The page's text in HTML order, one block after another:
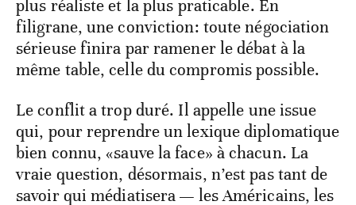
plus réaliste et la plus praticable. En
filigrane, une conviction: toute négociation
sérieuse finira par ramener le débat à la
même table, celle du compromis possible.
Le conflit a trop duré. Il appelle une issue
qui, pour reprendre un lexique diplomatique
bien connu, «sauve la face» à chacun. La
vraie question, désormais, n’est pas tant de
savoir qui médiatisera — les Américains, les